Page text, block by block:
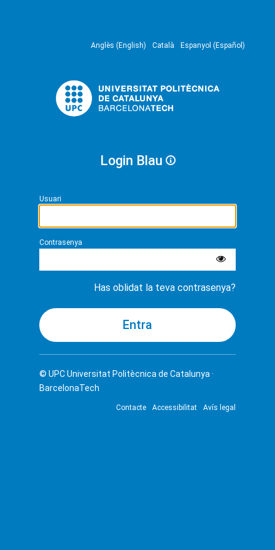
Anglès (English) Català Espanyol (Español)
Login Blau
Usuari
Contrasenya
Has oblidat la teva contrasenya?
© UPCUniversitat Politècnica de Catalunya ·
BarcelonaTech
Contacte Accessibilitat Avís legal